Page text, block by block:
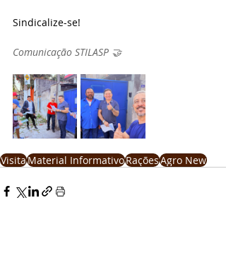
Sindicalize-se!
Comunicação STILASP 🤝
VisitaMaterial InformativoRaçõesAgro New